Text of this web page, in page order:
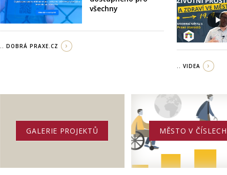
všechny
.. DOBRÁ PRAXE.CZ
.. VIDEA
GALERIE PROJEKTŮ MĚSTO V ČÍSLECH